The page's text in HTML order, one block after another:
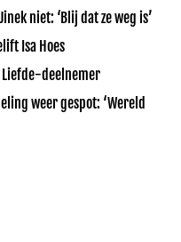
niet: ‘Blij dat ze weg is’
Isa Hoes
Liefde-deelnemer
weer gespot: ‘Wereld